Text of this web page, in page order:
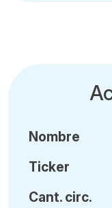
Nombre
Ticker
Cant. circ.